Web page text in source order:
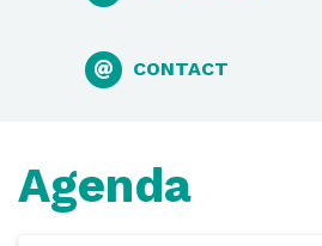
CONTACT
Agenda